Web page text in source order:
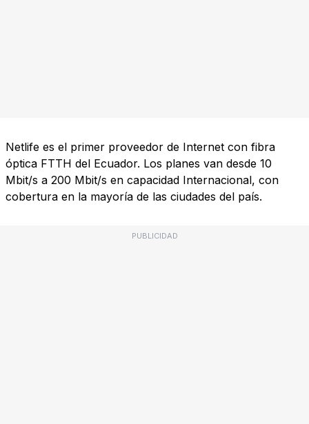
Netlife es el primer proveedor de Internet con fibra
óptica FTTH del Ecuador. Los planes van desde 10
Mbit/s a 200 Mbit/s en capacidad Internacional, con
cobertura en la mayoría de las ciudades del país.
PUBLICIDAD